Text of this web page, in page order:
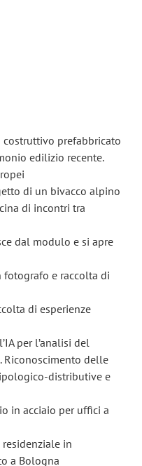
prefabbricato
edilizio recente.
di un bivacco alpino
di incontri tra
dal modulo e si apre
fotografo e raccolta di
di esperienze
per l’analisi del
Riconoscimento delle
distributive e
in acciaio per uffici a
in
a Bologna